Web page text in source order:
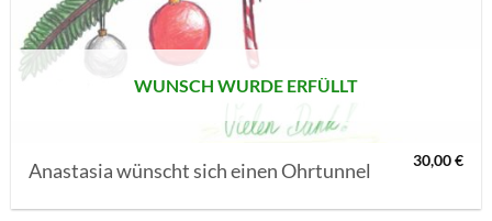
WUNSCH WURDE ERFÜLLT
Anastasia wünscht sich einen Ohrtunnel 30,00€